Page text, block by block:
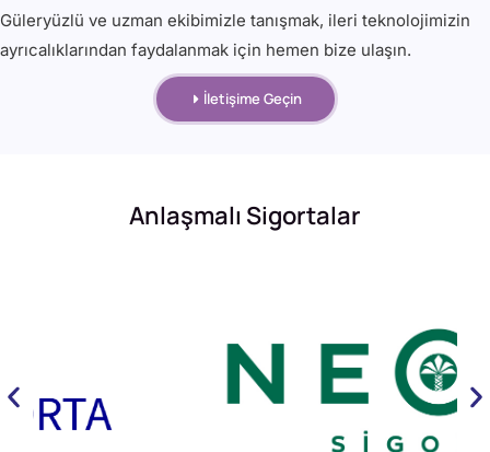
Güleryüzlü ve uzman ekibimizle tanışmak, ileri teknolojimizin
ayrıcalıklarından faydalanmak için hemen bize ulaşın.
İletişime Geçin
Anlaşmalı Sigortalar